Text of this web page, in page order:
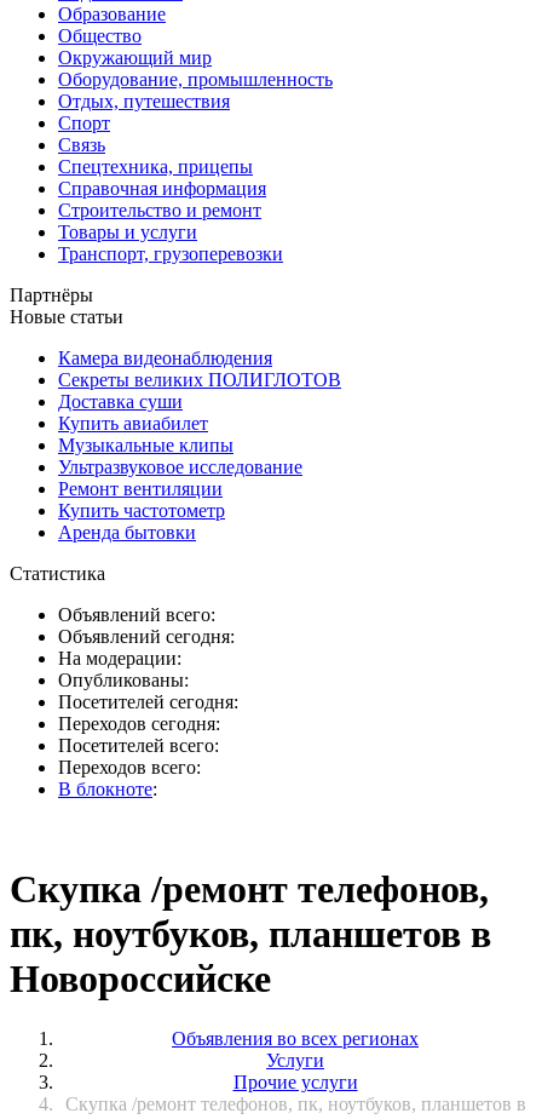
Образование
Общество
Окружающий мир
Оборудование, промышленность
Отдых, путешествия
Спорт
Связь
Спецтехника, прицепы
Справочная информация
Строительство и ремонт
Товары и услуги
Транспорт, грузоперевозки
Партнёры
Новые статьи
Камера видеонаблюдения
Секреты великих ПОЛИГЛОТОВ
Доставка суши
Купить авиабилет
Музыкальные клипы
Ультразвуковое исследование
Ремонт вентиляции
Купить частотометр
Аренда бытовки
Статистика
Объявлений всего:
Объявлений сегодня:
На модерации:
Опубликованы:
Посетителей сегодня:
Переходов сегодня:
Посетителей всего:
Переходов всего:
В блокноте:
Скупка /ремонт телефонов,
пк, ноутбуков, планшетов в
Новороссийске
Объявления во всех регионах
Услуги
Прочие услуги
Скупка /ремонт телефонов, пк, ноутбуков, планшетов в